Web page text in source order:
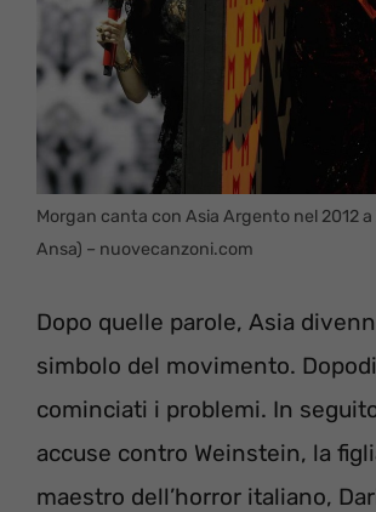
Morgan canta con Asia Argento nel 2012
Ansa) – nuovecanzoni.com
Dopo quelle parole, Asia
simbolo del movimento.
cominciati i problemi. In
accuse contro Weinstein, la
maestro dell’horror italiano,